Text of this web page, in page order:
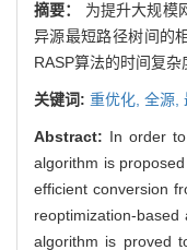
摘要： 为提升大规模
异源最短路径树间的
RASP算法的时间复杂
关键词: 重优化, 全源,
Abstract: In order
algorithm is
efficient conversion
reoptimization-
algorithm is proved